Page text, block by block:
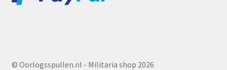
© Oorlogsspullen.nl - Militaria shop 2026